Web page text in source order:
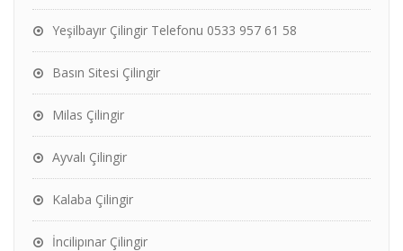
Yeşilbayır Çilingir Telefonu 0533 957 61 58
Basın Sitesi Çilingir
Milas Çilingir
Ayvalı Çilingir
Kalaba Çilingir
İncilipınar Çilingir